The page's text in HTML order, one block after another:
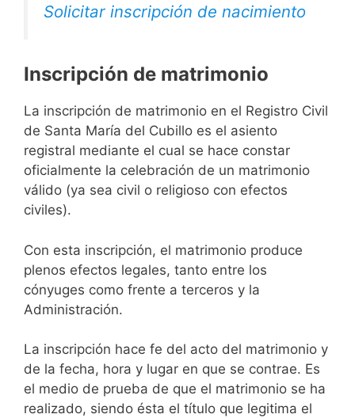
Solicitar inscripción de nacimiento
Inscripción de matrimonio
La inscripción de matrimonio en el Registro Civil
de Santa María del Cubillo es el asiento
registral mediante el cual se hace constar
oficialmente la celebración de un matrimonio
válido (ya sea civil o religioso con efectos
civiles).
Con esta inscripción, el matrimonio produce
plenos efectos legales, tanto entre los
cónyuges como frente a terceros y la
Administración.
La inscripción hace fe del acto del matrimonio y
de la fecha, hora y lugar en que se contrae. Es
el medio de prueba de que el matrimonio se ha
realizado, siendo ésta el título que legitima el